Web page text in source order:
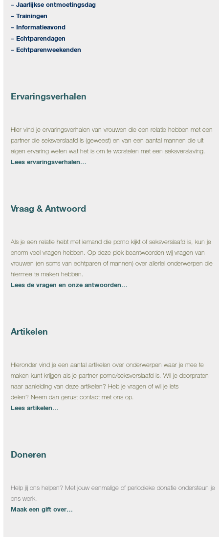
– Jaarlijkse ontmoetingsdag
– Trainingen
– Informatieavond
– Echtparendagen
– Echtparenweekenden
Ervaringsverhalen
Hier vind je ervaringsverhalen van vrouwen die een relatie hebben met een
partner die seksverslaafd is (geweest) en van een aantal mannen die uit
eigen ervaring weten wat het is om te worstelen met een seksverslaving.
Lees ervaringsverhalen…
Vraag & Antwoord
Als je een relatie hebt met iemand die porno kijkt of seksverslaafd is, kun je
enorm veel vragen hebben. Op deze plek beantwoorden wij vragen van
vrouwen (en soms van echtparen of mannen) over allerlei onderwerpen die
hiermee te maken hebben.
Lees de vragen en onze antwoorden…
Artikelen
Hieronder vind je een aantal artikelen over onderwerpen waar je mee te
maken kunt krijgen als je partner porno/seksverslaafd is. Wil je doorpraten
naar aanleiding van deze artikelen? Heb je vragen of wil je iets
delen? Neem dan gerust contact met ons op.
Lees artikelen…
Doneren
Help jij ons helpen? Met jouw eenmalige of periodieke donatie ondersteun je
ons werk.
Maak een gift over…